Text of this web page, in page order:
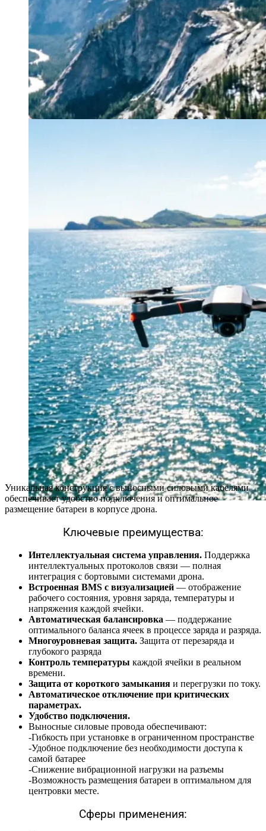
Уникальная конструкция с выносными силовыми кабелями
обеспечивает удобство подключения и оптимальное
размещение батареи в корпусе дрона.
Ключевые преимущества:
Интеллектуальная система управления. Поддержка
интеллектуальных протоколов связи — полная
интеграция с бортовыми системами дрона.
Встроенная BMS с визуализацией — отображение
рабочего состояния, уровня заряда, температуры и
напряжения каждой ячейки.
Автоматическая балансировка — поддержание
оптимального баланса ячеек в процессе заряда и разряда.
Многоуровневая защита. Защита от перезаряда и
глубокого разряда
Контроль температуры каждой ячейки в реальном
времени.
Защита от короткого замыкания и перегрузки по току.
Автоматическое отключение при критических
параметрах.
Удобство подключения.
Выносные силовые провода обеспечивают:
-Гибкость при установке в ограниченном пространстве
-Удобное подключение без необходимости доступа к
самой батарее
-Снижение вибрационной нагрузки на разъемы
-Возможность размещения батареи в оптимальном для
центровки месте.
Сферы применения: